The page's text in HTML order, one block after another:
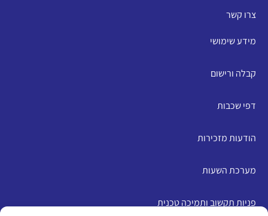
צרו קשר
מידע שימושי
קבלה ורישום
דפי שכבות
הודעות מזכירות
מערכת השעות
פניות תקשוב ותמיכה טכנית